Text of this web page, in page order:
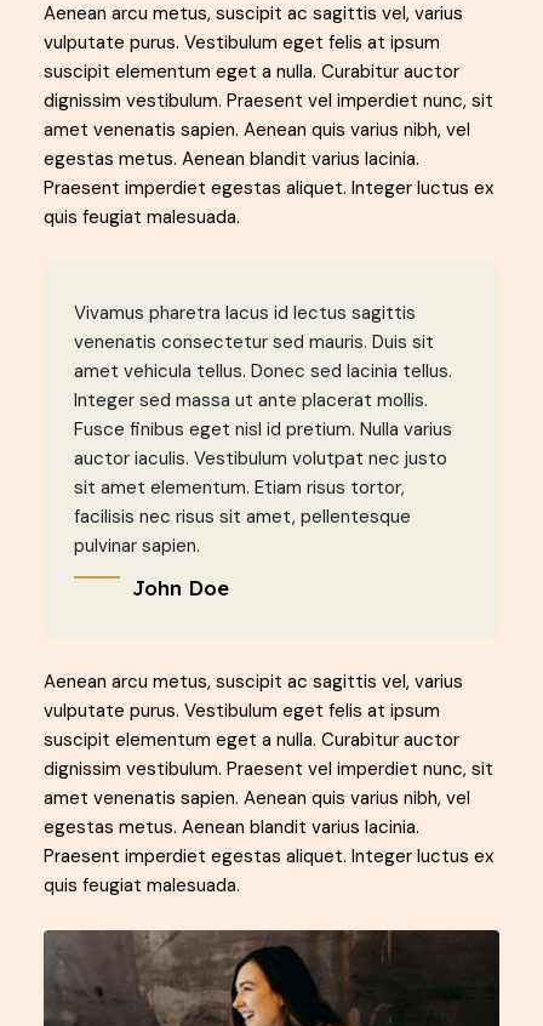
Aenean arcu metus, suscipit ac sagittis vel, varius
vulputate purus. Vestibulum eget felis at ipsum
suscipit elementum eget a nulla. Curabitur auctor
dignissim vestibulum. Praesent vel imperdiet nunc, sit
amet venenatis sapien. Aenean quis varius nibh, vel
egestas metus. Aenean blandit varius lacinia.
Praesent imperdiet egestas aliquet. Integer luctus ex
quis feugiat malesuada.
Vivamus pharetra lacus id lectus sagittis
venenatis consectetur sed mauris. Duis sit
amet vehicula tellus. Donec sed lacinia tellus.
Integer sed massa ut ante placerat mollis.
Fusce finibus eget nisl id pretium. Nulla varius
auctor iaculis. Vestibulum volutpat nec justo
sit amet elementum. Etiam risus tortor,
facilisis nec risus sit amet, pellentesque
pulvinar sapien.
John Doe
Aenean arcu metus, suscipit ac sagittis vel, varius
vulputate purus. Vestibulum eget felis at ipsum
suscipit elementum eget a nulla. Curabitur auctor
dignissim vestibulum. Praesent vel imperdiet nunc, sit
amet venenatis sapien. Aenean quis varius nibh, vel
egestas metus. Aenean blandit varius lacinia.
Praesent imperdiet egestas aliquet. Integer luctus ex
quis feugiat malesuada.